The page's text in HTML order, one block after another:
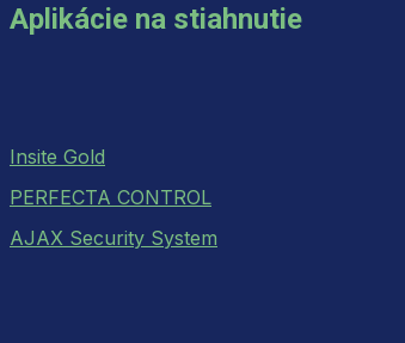
Aplikácie na stiahnutie
Insite Gold
PERFECTA CONTROL
AJAX Security System